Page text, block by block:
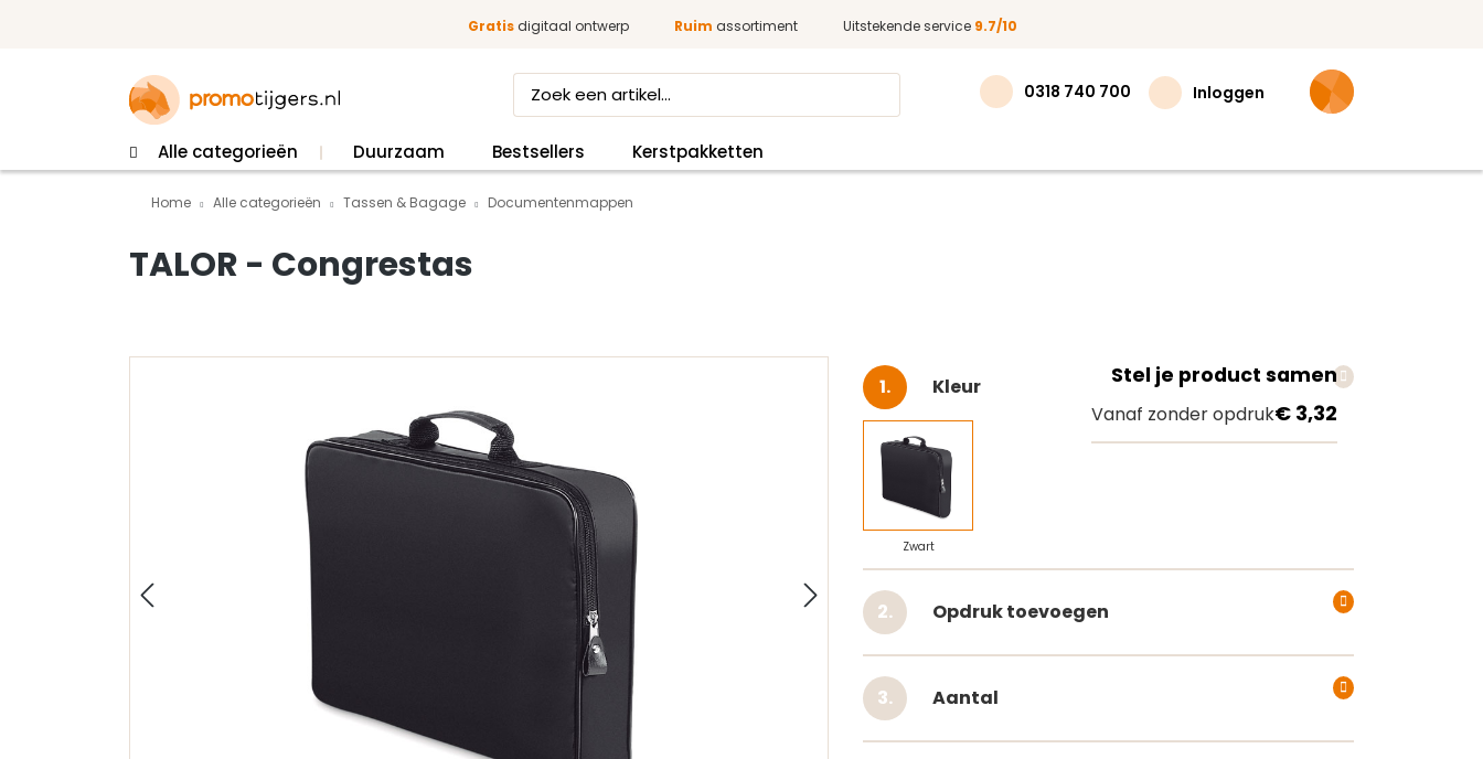
Gratisdigitaal ontwerp Ruim assortiment Uitstekende service 9.7/10
0318 740 700 Inloggen
Alle categorieën Duurzaam Bestsellers Kerstpakketten
Home Alle categorieën Tassen & Bagage Documentenmappen
TALOR - Congrestas
Stel je product samen
Vanaf zonder opdruk€ 3,32
Selecteer
Kleur
Zwart
Opdruk toevoegen
Aantal